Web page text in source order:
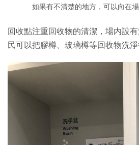
如果有不清楚的地方，可以向在場
回收點注重回收物的清潔，場内設
民可以把膠樽、玻璃樽等回收物洗淨